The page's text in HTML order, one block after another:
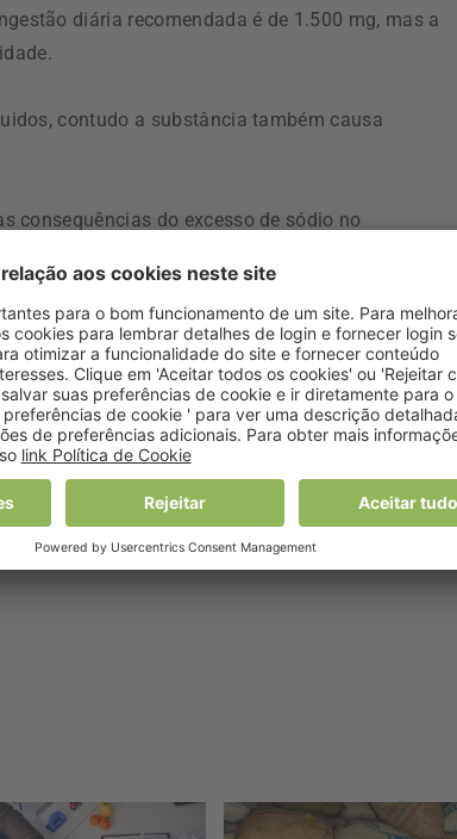
diária recomendada é de 1.500 mg, mas a
contudo a substância também causa
consequências do excesso de sódio no
em potássio, são algumas das opções, isto
potássio atua como uma força oposta ao sódio e
a dia vem diretamente do saleiro. Portanto,
confeção dos próprios alimentos.